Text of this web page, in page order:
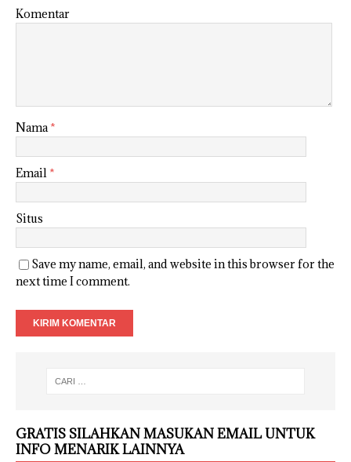
Komentar
Nama *
Email *
Situs
Save my name, email, and website in this browser for the
next time I comment.
GRATIS SILAHKAN MASUKAN EMAIL UNTUK
INFO MENARIK LAINNYA